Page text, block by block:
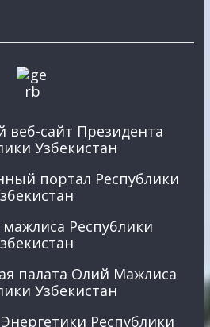
сайт Президента
Узбекистан
портал Республики
Республики
палата Олий Мажлиса
Узбекистан
Республики